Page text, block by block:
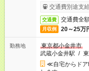
交通費別途支
交通費 交通費全
月収例 20～25万
勤務地
東京都小金井市
武蔵小金井駅 /
≪自宅からドア